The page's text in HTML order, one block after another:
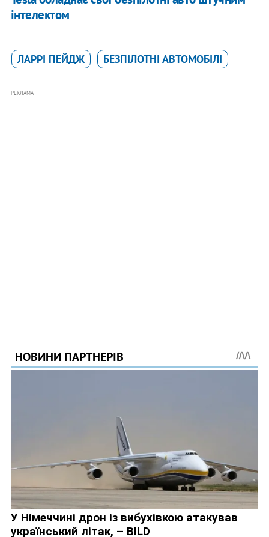
інтелектом
ЛАРРІ ПЕЙДЖ БЕЗПІЛОТНІ АВТОМОБІЛІ
РЕКЛАМА